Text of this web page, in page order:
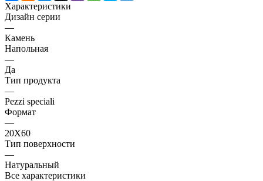
Характеристики
Дизайн серии
—
Камень
Напольная
—
Да
Тип продукта
—
Pezzi speciali
Формат
—
20X60
Тип поверхности
—
Натуральный
Все характеристики